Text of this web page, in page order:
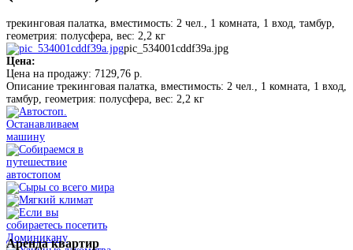
трекинговая палатка, вместимость: 2 чел., 1 комната, 1 вход, тамбур,
геометрия: полусфера, вес: 2,2 кг
pic_534001cddf39a.jpg
Цена:
Цена на продажу: 7129,76 р.
Описание трекинговая палатка, вместимость: 2 чел., 1 комната, 1 вход,
тамбур, геометрия: полусфера, вес: 2,2 кг
Арендаквартир